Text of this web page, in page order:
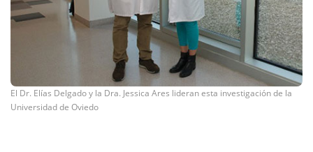
El Dr. Elías Delgado y la Dra. Jessica Ares lideran esta investigación de la
Universidad de Oviedo